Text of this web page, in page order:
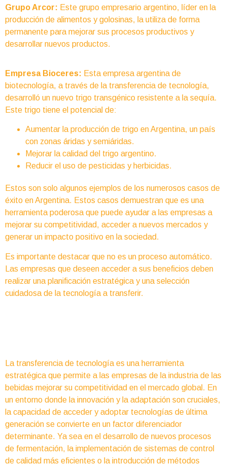
Grupo Arcor: Este grupo empresario argentino, líder en la
producción de alimentos y golosinas, la utiliza de forma
permanente para mejorar sus procesos productivos y
desarrollar nuevos productos.
Empresa Bioceres: Esta empresa argentina de
biotecnología, a través de la transferencia de tecnología,
desarrolló un nuevo trigo transgénico resistente a la sequía.
Este trigo tiene el potencial de:
Aumentar la producción de trigo en Argentina, un país
con zonas áridas y semiáridas.
Mejorar la calidad del trigo argentino.
Reducir el uso de pesticidas y herbicidas.
Estos son solo algunos ejemplos de los numerosos casos de
éxito en Argentina. Estos casos demuestran que es una
herramienta poderosa que puede ayudar a las empresas a
mejorar su competitividad, acceder a nuevos mercados y
generar un impacto positivo en la sociedad.
Es importante destacar que no es un proceso automático.
Las empresas que deseen acceder a sus beneficios deben
realizar una planificación estratégica y una selección
cuidadosa de la tecnología a transferir.
La transferencia de tecnología es una herramienta
estratégica que permite a las empresas de la industria de las
bebidas mejorar su competitividad en el mercado global. En
un entorno donde la innovación y la adaptación son cruciales,
la capacidad de acceder y adoptar tecnologías de última
generación se convierte en un factor diferenciador
determinante. Ya sea en el desarrollo de nuevos procesos
de fermentación, la implementación de sistemas de control
de calidad más eficientes o la introducción de métodos